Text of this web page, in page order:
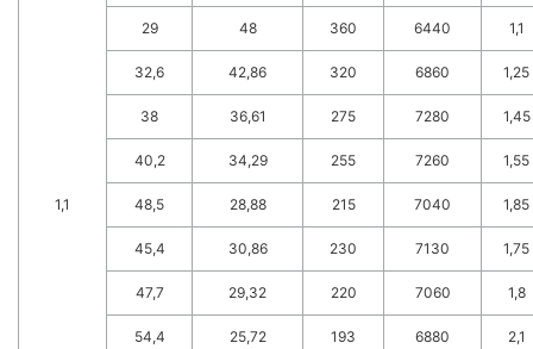
1,1
29 48 360 6440 1,1
32,6 42,86 320 6860 1,25
38 36,61 275 7280 1,45
40,2 34,29 255 7260 1,55
48,5 28,88 215 7040 1,85
45,4 30,86 230 7130 1,75
47,7 29,32 220 7060 1,8
54,4 25,72 193 6880 2,1